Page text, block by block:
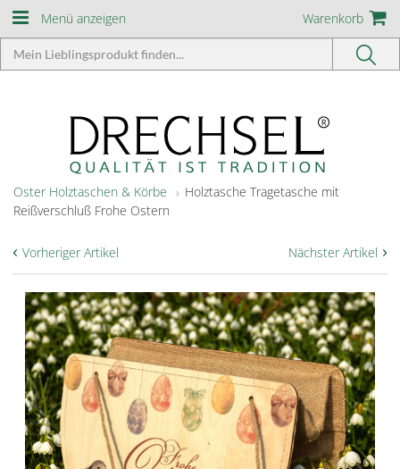
Menü anzeigen Warenkorb
Oster Holztaschen & Körbe
Holztasche Tragetasche mit
Reißverschluß Frohe Ostern
Nächster Artikel ›
‹ Vorheriger Artikel